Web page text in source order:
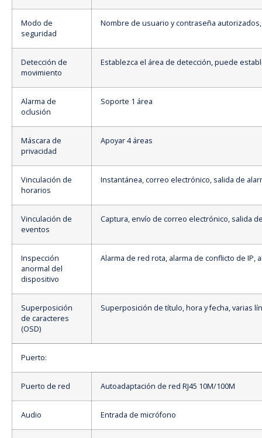
Modo de
seguridad
Nombre de usuario y contraseña autorizados,
Detección de
movimiento
Establezca el área de detección, puede
Alarma de
oclusión
Soporte 1 área
Máscara de
privacidad
Apoyar 4 áreas
Vinculación de
horarios
Instantánea, correo electrónico, salida de
Vinculación de
eventos
Captura, envío de correo electrónico, salida
Inspección
anormal del
dispositivo
Alarma de red rota, alarma de conflicto de IP,
Superposición
de caracteres
(OSD)
Superposición de título, hora y fecha, varias
Puerto:
Puerto de red Autoadaptación de red RJ45 10M/100M
Audio Entrada de micrófono